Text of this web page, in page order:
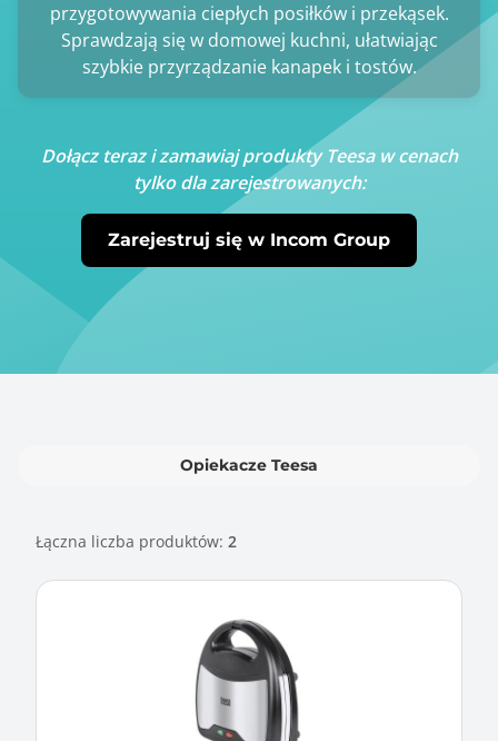
przygotowywania ciepłych posiłków i przekąsek.
Sprawdzają się w domowej kuchni, ułatwiając
szybkie przyrządzanie kanapek i tostów.
Dołącz teraz i zamawiaj produkty Teesa w cenach
tylko dla zarejestrowanych:
Zarejestruj się w Incom Group
Opiekacze Teesa
Łączna liczba produktów: 2